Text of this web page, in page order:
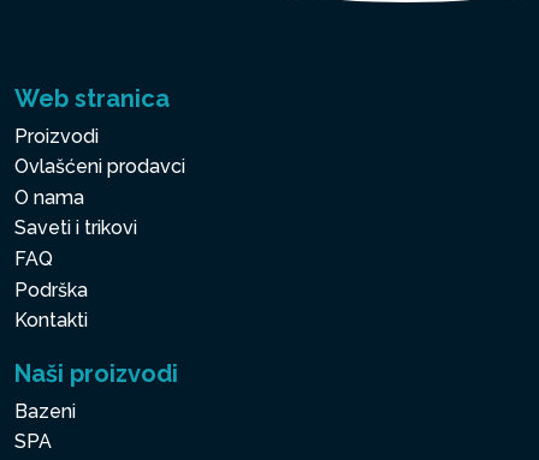
Web stranica
Proizvodi
Ovlašćeni prodavci
O nama
Saveti i trikovi
FAQ
Podrška
Kontakti
Naši proizvodi
Bazeni
SPA